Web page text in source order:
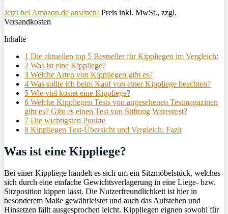
Jetzt bei Amazon.de ansehen! Preis inkl. MwSt., zzgl.
Versandkosten
Inhalte
1 Die aktuellen top 5 Bestseller für Kippliegen im Vergleich:
2 Was ist eine Kippliege?
3 Welche Arten von Kippliegen gibt es?
4 Was sollte ich beim Kauf von einer Kippliege beachten?
5 Wie viel kostet eine Kippliege?
6 Welche Kippliegen Tests von angesehenen Testmagazinen
gibt es? Gibt es einen Test von Stiftung Warentest?
7 Die wichtigsten Punkte
8 Kippliegen Test-Übersicht und Vergleich: Fazit
Was ist eine Kippliege?
Bei einer Kippliege handelt es sich um ein Sitzmöbelstück, welches
sich durch eine einfache Gewichtsverlagerung in eine Liege- bzw.
Sitzposition kippen lässt. Die Nutzerfreundlichkeit ist hier in
besonderem Maße gewährleistet und auch das Aufstehen und
Hinsetzen fällt ausgesprochen leicht. Kippliegen eignen sowohl für